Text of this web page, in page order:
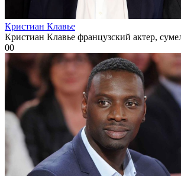
Кристиан Клавье
Кристиан Клавье французский актер,
00